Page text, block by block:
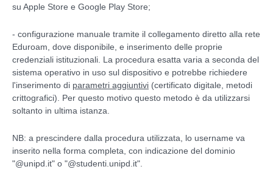
su Apple Store e Google Play Store;
- configurazione manuale tramite il collegamento diretto alla rete
Eduroam, dove disponibile, e inserimento delle proprie
credenziali istituzionali. La procedura esatta varia a seconda del
sistema operativo in uso sul dispositivo e potrebbe richiedere
l'inserimento di parametri aggiuntivi (certificato digitale, metodi
crittografici). Per questo motivo questo metodo è da utilizzarsi
soltanto in ultima istanza.
NB: a prescindere dalla procedura utilizzata, lo username va
inserito nella forma completa, con indicazione del dominio
"@unipd.it" o "@studenti.unipd.it".